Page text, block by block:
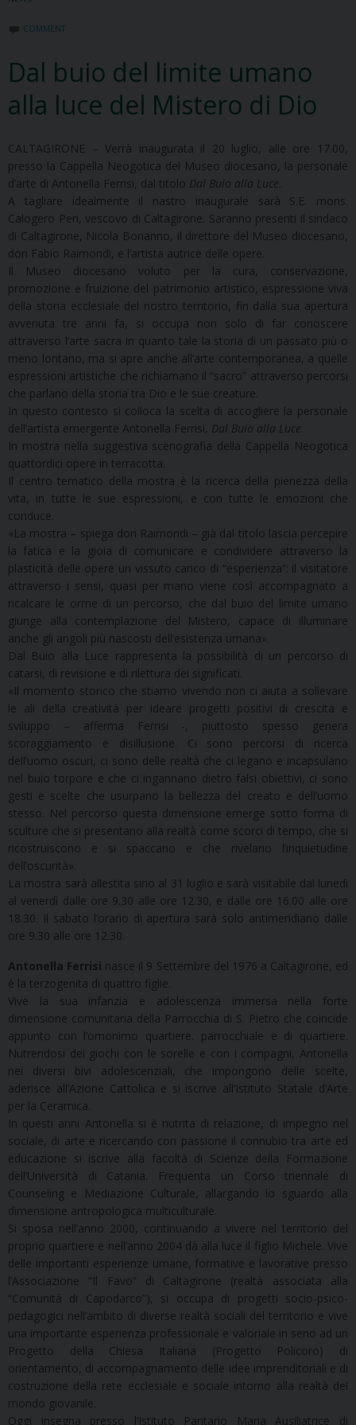
COMMENT
Dal buio del limite umano
alla luce del Mistero di Dio
CALTAGIRONE – Verrà inaugurata il 20 luglio, alle ore 17.00,
presso la Cappella Neogotica del Museo diocesano, la personale
d’arte di Antonella Ferrisi, dal titolo Dal Buio alla Luce
A tagliare idealmente il nastro inaugurale sarà S.E. mons.
Calogero Peri, vescovo di Caltagirone. Saranno presenti il sindaco
di Caltagirone, Nicola Bonanno, il direttore del Museo diocesano,
don Fabio Raimondi, e l’artista autrice delle opere.
Il Museo diocesano voluto per la cura, conservazione,
promozione e fruizione del patrimonio artistico, espressione viva
della storia ecclesiale del nostro territorio, fin dalla sua apertura
avvenuta tre anni fa, si occupa non solo di far conoscere
attraverso l’arte sacra in quanto tale la storia di un passato più o
meno lontano, ma si apre anche all’arte contemporanea, a quelle
espressioni artistiche che richiamano il “sacro” attraverso percorsi
che parlano della storia tra Dio e le sue creature.
In questo contesto si colloca la scelta di accogliere la personale
dell’artista emergente Antonella Ferrisi, Dal Buio alla Luce
In mostra nella suggestiva scenografia della Cappella Neogotica
quattordici opere in terracotta.
Il centro tematico della mostra è la ricerca della pienezza della
vita, in tutte le sue espressioni, e con tutte le emozioni che
conduce.
«La mostra – spiega don Raimondi – già dal titolo lascia percepire
la fatica e la gioia di comunicare e condividere attraverso la
plasticità delle opere un vissuto carico di “esperienza”: il visitatore
attraverso i sensi, quasi per mano viene così accompagnato a
ricalcare le orme di un percorso, che dal buio del limite umano
giunge alla contemplazione del Mistero, capace di illuminare
anche gli angoli più nascosti dell’esistenza umana».
Dal Buio alla Luce rappresenta la possibilità di un percorso di
catarsi, di revisione e di rilettura dei significati.
«Il momento storico che stiamo vivendo non ci aiuta a sollevare
le ali della creatività per ideare progetti positivi di crescita e
sviluppo – afferma Ferrisi -, piuttosto spesso genera
scoraggiamento e disillusione. Ci sono percorsi di ricerca
dell’uomo oscuri, ci sono delle realtà che ci legano e incapsulano
nel buio torpore e che ci ingannano dietro falsi obiettivi, ci sono
gesti e scelte che usurpano la bellezza del creato e dell’uomo
stesso. Nel percorso questa dimensione emerge sotto forma di
sculture che si presentano alla realtà come scorci di tempo, che si
ricostruiscono e si spaccano e che rivelano l’inquietudine
dell’oscurità».
La mostra sarà allestita sino al 31 luglio e sarà visitabile dal lunedì
al venerdì dalle ore 9.30 alle ore 12.30, e dalle ore 16.00 alle ore
18.30. Il sabato l’orario di apertura sarà solo antimeridiano dalle
ore 9.30 alle ore 12.30.
Antonella Ferrisi nasce il 9 Settembre del 1976 a Caltagirone, ed
è la terzogenita di quattro figlie.
Vive la sua infanzia e adolescenza immersa nella forte
dimensione comunitaria della Parrocchia di S. Pietro che coincide
appunto con l’omonimo quartiere. parrocchiale e di quartiere.
Nutrendosi dei giochi con le sorelle e con i compagni, Antonella
nei diversi bivi adolescenziali, che impongono delle scelte,
aderisce all’Azione Cattolica e si iscrive all’Istituto Statale d’Arte
per la Ceramica.
In questi anni Antonella si è nutrita di relazione, di impegno nel
sociale, di arte e ricercando con passione il connubio tra arte ed
educazione si iscrive alla facoltà di Scienze della Formazione
dell’Università di Catania. Frequenta un Corso triennale di
Counseling e Mediazione Culturale, allargando lo sguardo alla
dimensione antropologica multiculturale.
Si sposa nell’anno 2000, continuando a vivere nel territorio del
proprio quartiere e nell’anno 2004 dà alla luce il figlio Michele. Vive
delle importanti esperienze umane, formative e lavorative presso
l’Associazione “Il Favo” di Caltagirone (realtà associata alla
“Comunità di Capodarco”), si occupa di progetti socio-psico-
pedagogici nell’ambito di diverse realtà sociali del territorio e vive
una importante esperienza professionale e valoriale in seno ad un
Progetto della Chiesa Italiana (Progetto Policoro) di
orientamento, di accompagnamento delle idee imprenditoriali e di
costruzione della rete ecclesiale e sociale intorno alla realtà del
mondo giovanile.
Oggi insegna presso l’Istituto Paritario Maria Ausiliatrice di